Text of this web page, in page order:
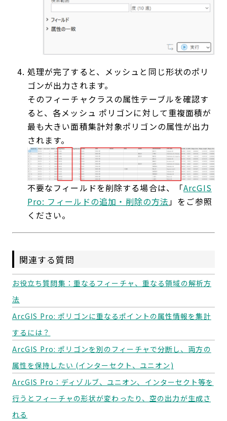
処理が完了すると、メッシュと同じ形状のポリ
ゴンが出力されます。
そのフィーチャクラスの属性テーブルを確認す
ると、各メッシュ ポリゴンに対して重複面積が
最も大きい面積集計対象ポリゴンの属性が出力
されます。
不要なフィールドを削除する場合は、「ArcGIS
Pro: フィールドの追加・削除の方法」をご参照
ください。
関連する質問
お役立ち質問集：重なるフィーチャ、重なる領域の解析方
法
ArcGIS Pro: ポリゴンに重なるポイントの属性情報を集計
するには？
ArcGIS Pro: ポリゴンを別のフィーチャで分断し、両方の
属性を保持したい (インターセクト、ユニオン)
ArcGIS Pro：ディゾルブ、ユニオン、インターセクト等を
行うとフィーチャの形状が変わったり、空の出力が生成さ
れる